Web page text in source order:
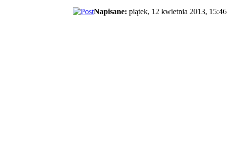
Napisane: piątek, 12 kwietnia 2013, 15:46